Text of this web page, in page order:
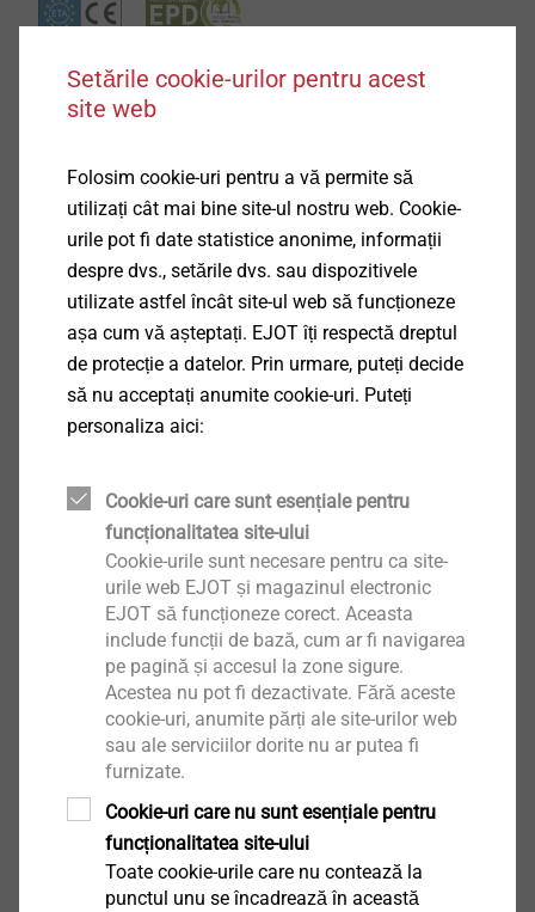
Specificații
Pentru a fixa membrane de acoperișuri
pe substructuri din profile trapezoidale din oțel,
lemn și materiale pe bază de lemn
Pentru clădiri noi și renovări
Proprietăți
Oțel placat cu alu-zinc
Descărcări
Product data sheet.pdf 166 KB
ETA-07/0013.pdf 3 MB
EPD Flat roof fastening systems.pdf 1022 KB
3020098401
Specificații
Setările cookie-urilor pentru acest
site web
Folosim cookie-uri pentru a vă permite să
utilizați cât mai bine site-ul nostru web. Cookie-
urile pot fi date statistice anonime, informații
despre dvs., setările dvs. sau dispozitivele
utilizate astfel încât site-ul web să funcționeze
așa cum vă așteptați. EJOT îți respectă dreptul
de protecție a datelor. Prin urmare, puteți decide
să nu acceptați anumite cookie-uri. Puteți
personaliza aici:
Cookie-uri care sunt esențiale pentru
funcționalitatea site-ului
Cookie-urile sunt necesare pentru ca site-
urile web EJOT și magazinul electronic
EJOT să funcționeze corect. Aceasta
include funcții de bază, cum ar fi navigarea
pe pagină și accesul la zone sigure.
Acestea nu pot fi dezactivate. Fără aceste
cookie-uri, anumite părți ale site-urilor web
sau ale serviciilor dorite nu ar putea fi
furnizate.
Cookie-uri care nu sunt esențiale pentru
funcționalitatea site-ului
Toate cookie-urile care nu contează la
punctul unu se încadrează în această